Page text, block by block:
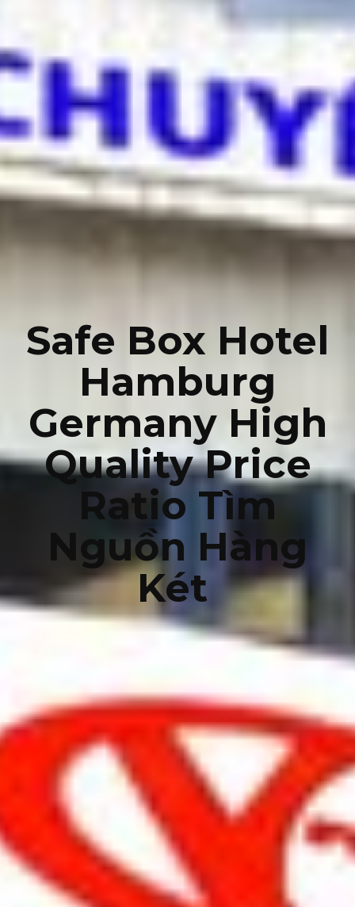
Safe Box Hotel
Hamburg
Germany High
Quality Price
Ratio Tìm
Nguồn Hàng
Két